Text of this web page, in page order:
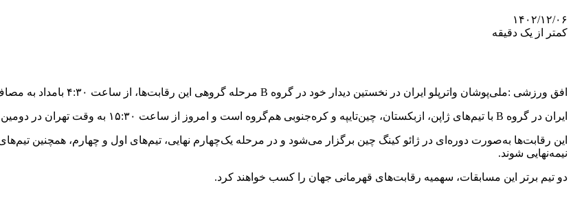
۱۴۰۲/۱۲/۰۶
کمتر از یک دقیقه
افق ورزشی :ملی‌پوشان واترپلو ایران در نخستین دیدار خود در گروه B مرحله گروهی این رقابت‌ها، از ساعت ۴:۳۰ بامداد به مصاف کره‌جنوبی رفتند و با نتیجه قاطع ۱۹ بر ۶ به برتری دست یافتند.
ایران در گروه B با تیم‌های ژاپن، ازبکستان، چین‌تایپه و کره‌جنوبی هم‌گروه است و امروز از ساعت ۱۵:۳۰ به وقت تهران در دومین مسابقه خود به مصاف چین‌تایپه خواهد رفت.
این رقابت‌ها به‌صورت دوره‌ای در ژائو کینگ چین برگزار می‌شود و در مرحله یک‌چهارم نهایی، تیم‌های اول و چهارم، همچنین
نیمه‌نهایی شوند.
دو تیم برتر این مسابقات، سهمیه رقابت‌های قهرمانی جهان را کسب خواهند کرد.